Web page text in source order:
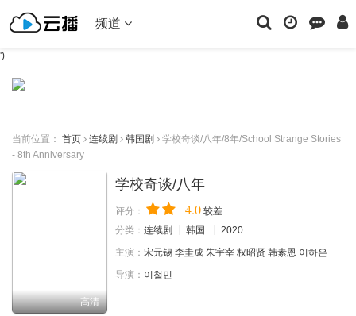
')
频道
当前位置： 首页 连续剧 韩国剧
学校奇谈/八年/8年/School Strange Stories
- 8th Anniversary
高清
学校奇谈/八年
评分： 4.0 较差
分类： 连续剧 韩国
2020
主演： 宋元锡 李圭成 朱宇宰 权昭贤 韩素恩 이하은
导演： 이철민